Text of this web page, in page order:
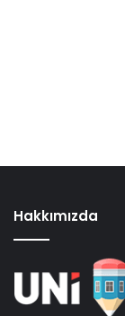
Hakkımızda